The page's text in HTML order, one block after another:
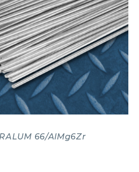
66/AlMg6Zr